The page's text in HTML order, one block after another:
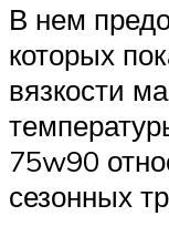
В нем
которых
вязкости
75w90
сезонных